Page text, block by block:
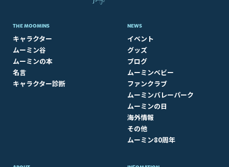
THE MOOMINS
キャラクター
ムーミン谷
ムーミンの本
名言
キャラクター診断
NEWS
イベント
グッズ
ブログ
ムーミンベビー
ファンクラブ
ムーミンバレーパーク
ムーミンの日
海外情報
その他
ムーミン80周年